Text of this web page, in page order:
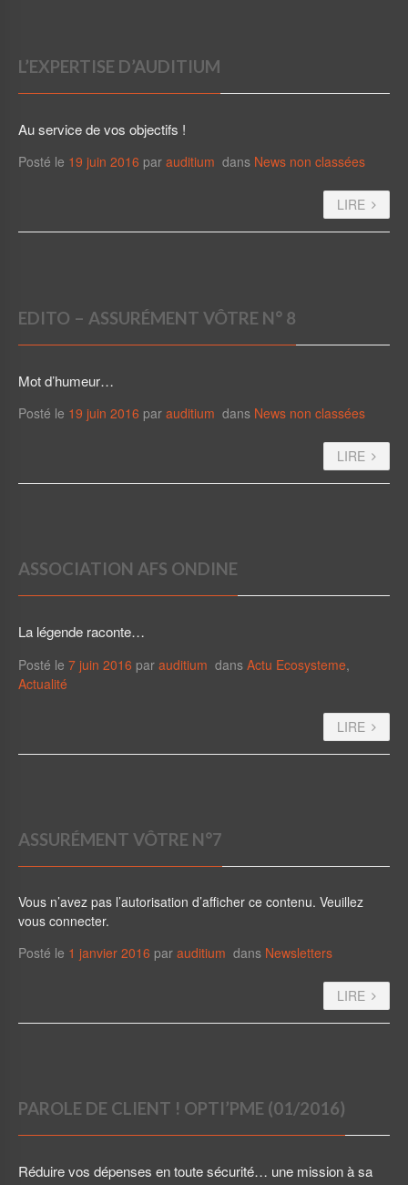
L’EXPERTISE D’AUDITIUM
Au service de vos objectifs !
Posté le 19 juin 2016 par auditium dans News non classées
LIRE
EDITO – ASSURÉMENT VÔTRE N° 8
Mot d’humeur…
Posté le 19 juin 2016 par auditium dans News non classées
LIRE
ASSOCIATION AFS ONDINE
La légende raconte…
Posté le 7 juin 2016 par auditium dans Actu Ecosysteme,
Actualité
LIRE
ASSURÉMENT VÔTRE N°7
Vous n’avez pas l’autorisation d’afficher ce contenu. Veuillez
vous connecter.
Posté le 1 janvier 2016 par auditium dans Newsletters
LIRE
PAROLE DE CLIENT ! OPTI’PME (01/2016)
Réduire vos dépenses en toute sécurité… une mission à sa